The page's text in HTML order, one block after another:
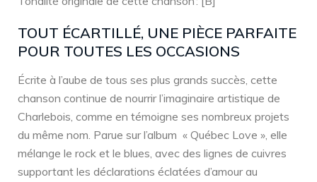
TOUT ÉCARTILLÉ, UNE PIÈCE PARFAITE
POUR TOUTES LES OCCASIONS
Écrite à l’aube de tous ses plus grands succès, cette
chanson continue de nourrir l’imaginaire artistique de
Charlebois, comme en témoigne ses nombreux projets
du même nom. Parue sur l’album « Québec Love », elle
mélange le rock et le blues, avec des lignes de cuivres
supportant les déclarations éclatées d’amour au